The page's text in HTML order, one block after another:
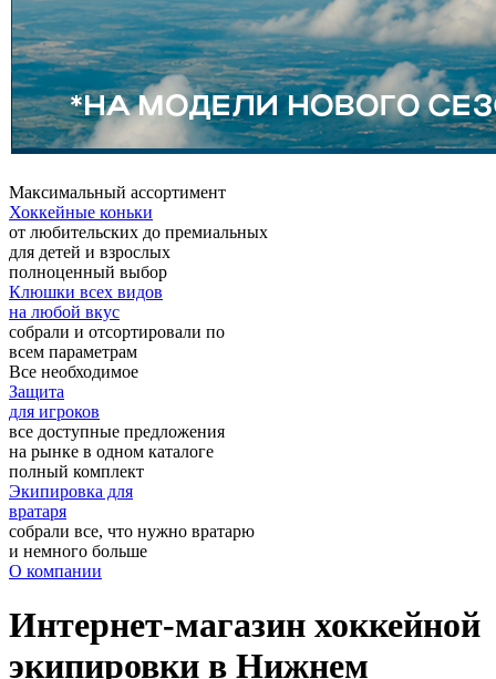
Максимальный ассортимент
Хоккейные коньки
от любительских до премиальных
для детей и взрослых
полноценный выбор
Клюшки всех видов
на любой вкус
собрали и отсортировали по
всем параметрам
Все необходимое
Защита
для игроков
все доступные предложения
на рынке в одном каталоге
полный комплект
Экипировка для
вратаря
собрали все, что нужно вратарю
и немного больше
О компании
Интернет-магазин хоккейной
экипировки в Нижнем